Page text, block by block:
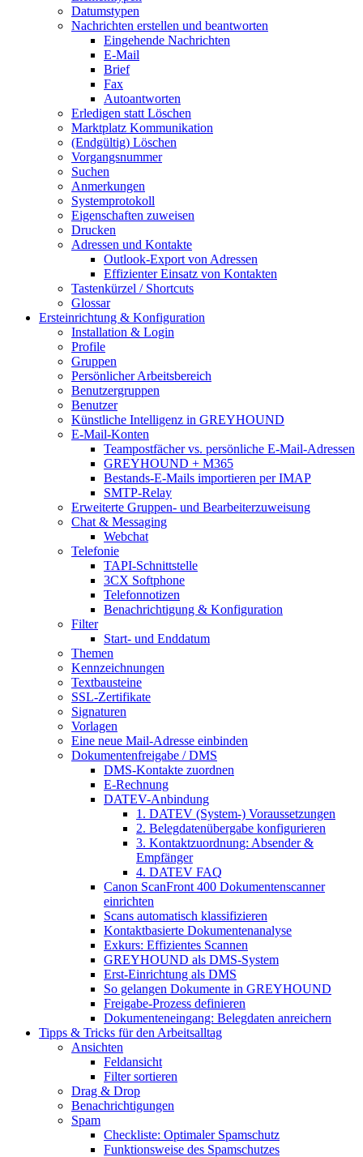
Datumstypen
Nachrichten erstellen und beantworten
Eingehende Nachrichten
E-Mail
Brief
Fax
Autoantworten
Erledigen statt Löschen
Marktplatz Kommunikation
(Endgültig) Löschen
Vorgangsnummer
Suchen
Anmerkungen
Systemprotokoll
Eigenschaften zuweisen
Drucken
Adressen und Kontakte
Outlook-Export von Adressen
Effizienter Einsatz von Kontakten
Tastenkürzel / Shortcuts
Glossar
Ersteinrichtung & Konfiguration
Installation & Login
Profile
Gruppen
Persönlicher Arbeitsbereich
Benutzergruppen
Benutzer
Künstliche Intelligenz in GREYHOUND
E-Mail-Konten
Teampostfächer vs. persönliche E-Mail-Adressen
GREYHOUND + M365
Bestands-E-Mails importieren per IMAP
SMTP-Relay
Erweiterte Gruppen- und Bearbeiterzuweisung
Chat & Messaging
Webchat
Telefonie
TAPI-Schnittstelle
3CX Softphone
Telefonnotizen
Benachrichtigung & Konfiguration
Filter
Start- und Enddatum
Themen
Kennzeichnungen
Textbausteine
SSL-Zertifikate
Signaturen
Vorlagen
Eine neue Mail-Adresse einbinden
Dokumentenfreigabe / DMS
DMS-Kontakte zuordnen
E-Rechnung
DATEV-Anbindung
1. DATEV (System-) Voraussetzungen
2. Belegdatenübergabe konfigurieren
3. Kontaktzuordnung: Absender &
Empfänger
4. DATEV FAQ
Canon ScanFront 400 Dokumentenscanner
einrichten
Scans automatisch klassifizieren
Kontaktbasierte Dokumentenanalyse
Exkurs: Effizientes Scannen
GREYHOUND als DMS-System
Erst-Einrichtung als DMS
So gelangen Dokumente in GREYHOUND
Freigabe-Prozess definieren
Dokumenteneingang: Belegdaten anreichern
Tipps & Tricks für den Arbeitsalltag
Ansichten
Feldansicht
Filter sortieren
Drag & Drop
Benachrichtigungen
Spam
Checkliste: Optimaler Spamschutz
Funktionsweise des Spamschutzes